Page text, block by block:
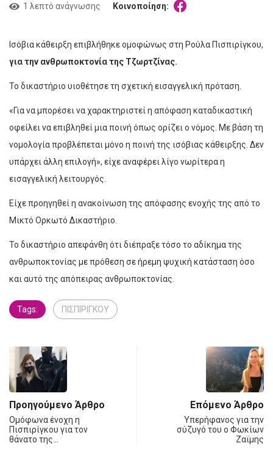
1 λεπτό ανάγνωσης
Κοινοποίηση:
Ισόβια κάθειρξη επιβλήθηκε ομοφώνως στη Ρούλα Πισπιρίγκου,
για την ανθρωποκτονία της Τζωρτζίνας.
To δικαστήριο υιοθέτησε τη σχετική εισαγγελική πρόταση.
«Για να μπορέσει να χαρακτηριστεί η απόφαση καταδικαστική
οφείλει να επιβληθεί μια ποινή όπως ορίζει ο νόμος. Με βάση τη
νομολογία προβλέπεται μόνο η ποινή της ισόβιας κάθειρξης. Δεν
υπάρχει άλλη επιλογή», είχε αναφέρει λίγο νωρίτερα η
εισαγγελική λειτουργός.
Είχε προηγηθεί η ανακοίνωση της απόφασης ενοχής της από το
Μικτό Ορκωτό Δικαστήριο.
Το δικαστήριο απεφάνθη ότι διέπραξε τόσο το αδίκημα της
ανθρωποκτονίας με πρόθεση σε ήρεμη ψυχική κατάσταση όσο
και αυτό της απόπειρας ανθρωποκτονίας.
Tags: ΠΙΣΠΙΡΙΓΚΟΥ
Προηγούμενο Άρθρο
Ομόφωνα ένοχη η
Πισπιρίγκου για τον
θάνατο της…
Επόμενο Άρθρο
Υπερήφανος για την
σύζυγό του ο Φωκίων
Ζαϊμης